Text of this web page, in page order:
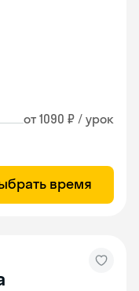
от 1090 ₽ / урок
время